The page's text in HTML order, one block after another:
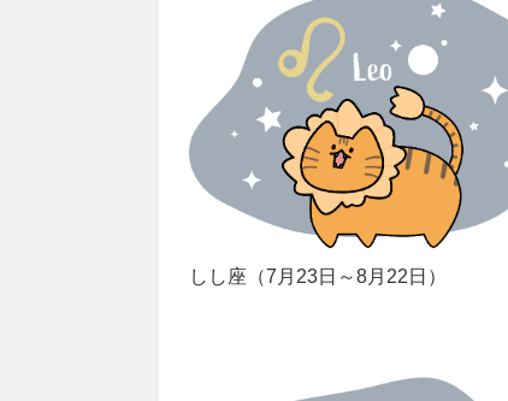
しし座（7月23日～8月22日）